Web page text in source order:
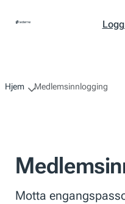
Hjem Medlemsinnlogging
Motta